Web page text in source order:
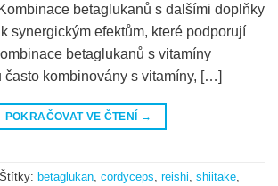
betaglukanů s dalšími doplňky
synergickým efektům, které podporují
betaglukanů s vitamíny
často kombinovány s vitamíny, […]
POKRAČOVAT VE ČTENÍ →
Štítky: betaglukan cordyceps reishi shiitake